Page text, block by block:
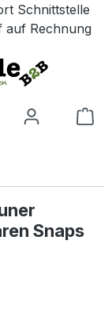
Schnittstelle
Rechnung
Snaps